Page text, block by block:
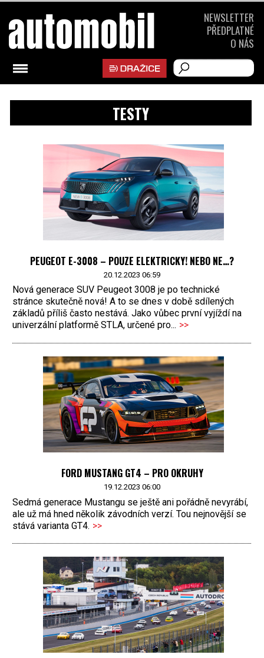
TESTY
PEUGEOT E-3008 – POUZE ELEKTRICKY! NEBO NE…?
20.12.2023 06:59
Nová generace SUV Peugeot 3008 je po technické
stránce skutečně nová! A to se dnes v době sdílených
základů příliš často nestává. Jako vůbec první vyjíždí na
univerzální platformě STLA, určené pro... >>
FORD MUSTANG GT4 – PRO OKRUHY
19.12.2023 06:00
Sedmá generace Mustangu se ještě ani pořádně nevyrábí,
ale už má hned několik závodních verzí. Tou nejnovější se
stává varianta GT4. >>
NEWSLETTER
PŘEDPLATNÉ
O NÁS